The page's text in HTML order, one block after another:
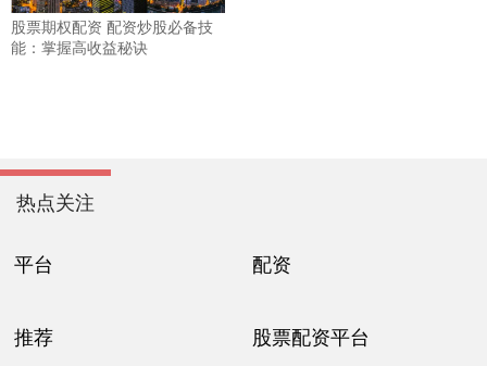
股票期权配资 配资炒股必备技
能：掌握高收益秘诀
热点关注
平台 配资
推荐 股票配资平台